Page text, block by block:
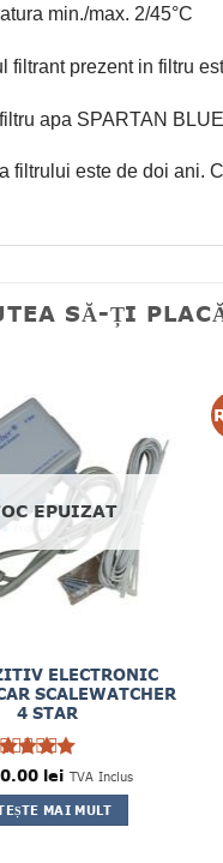
min./max. 2/45°C
filtrant prezent in filtru
apa SPARTAN
filtrului este de doi ani.
SĂ-ȚI
EPUIZAT
ELECTRONIC
SCALEWATCHER
4 STAR
4din
5
lei TVA Inclus
MAI MULT